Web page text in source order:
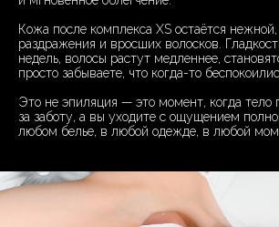
Кожа после комплекса XS остаётся
раздражения и вросших волосков.
недель, волосы растут медленнее,
просто забываете, что когда-то
Это не эпиляция — это момент, когда тело
за заботу, а вы уходите с ощущением
любом белье, в любой одежде, в любой